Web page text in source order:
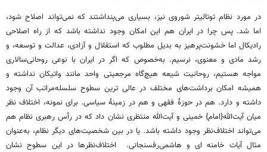
در مورد نظام توتالیتر شوروی نیز، بسیاری می‌پنداشتند که نمی‌تواند اصلاح شود،
اما شد. پس چرا در ایران هم این امکان وجود نداشته باشد که از راه اصلاحی
رادیکال اما خشونت‌پرهیز به بدیل مطلوب که استقلال و آزادی، عدالت و توسعه، و
رشد مادی و معنوی، نرسیم. به‌خصوص که اگر در ایران با نوعی روحانی‌سالاری
مواجه هستیم، روحانیت شیعه هیچ‌گاه مرجعیتی واحد مانند واتیکان نداشته و
همیشه امکان برداشت‌های مختلف در عالی ترین سطوح سلسله‌مراتب آن وجود
داشته و دارد. هم در حوزهٔ فقهی و هم در زمینهٔ سیاسی. برای نمونه، اختلاف نظر
میان آیت‌الله{امام} خمینی و آیت‌الله منتظری نشان داد که در رأس رهبری نظام هم
می‌تواند اختلاف‌نظر وجود داشته باشد. یا در بین شخصیت‌های دیگر نظام، به‌عنوان
مثال آیات خامنه ای و هاشمی‌رفسنجانی. اختلاف‌نظرها در این سطوح نشان